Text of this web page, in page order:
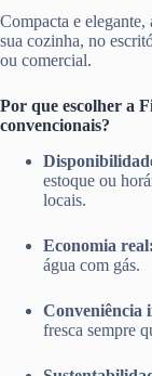
Compacta e
sua cozinha, no
ou comercial.
Por que escolher a
convencionais?
estoque ou
locais.
Economia real:
água com gás.
Conveniência
fresca sempre